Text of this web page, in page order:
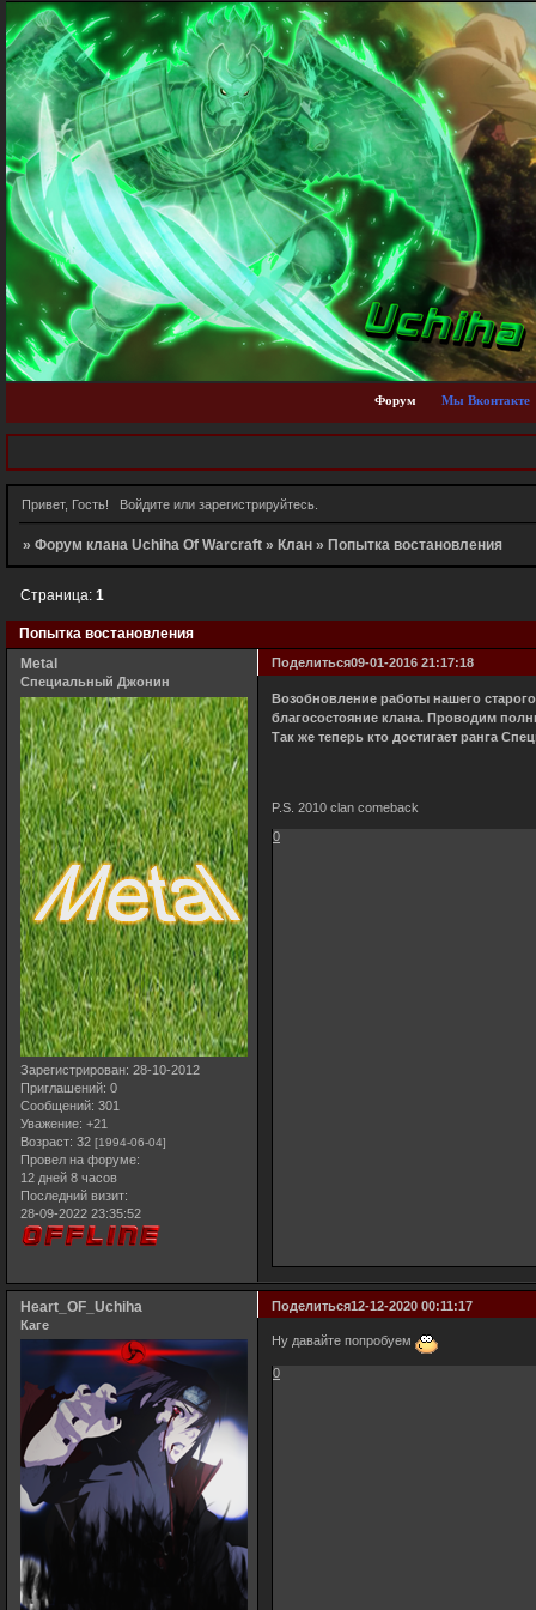
Форум Мы Вконтакте
Привет, Гость! Войдитеили зарегистрируйтесь.
»Форум клана Uchiha Of Warcraft » Клан » Попытка востановления
Попытка востановления
Страница:1
Поделиться09-01-2016 21:17:18
Metal
Специальный Джонин
Зарегистрирован: 28-10-2012
Приглашений: 0
Сообщений: 301
Уважение: +21
Возраст: 32 [1994-06-04]
Провел на форуме:
12 дней 8 часов
Последний визит:
28-09-2022 23:35:52
Возобновление работы нашего
благосостояние клана. Проводим
Так же теперь кто достигает ранга
P.S. 2010 clan comeback
0
Поделиться12-12-2020 00:11:17
Heart_OF_Uchiha
Каге
Ну давайте попробуем
0